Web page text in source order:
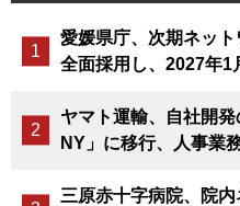
愛媛県庁、次期ネッ
全面採用し、2027年1
ヤマト運輸、自社開
NY」に移行、人事業
三原赤十字病院、院